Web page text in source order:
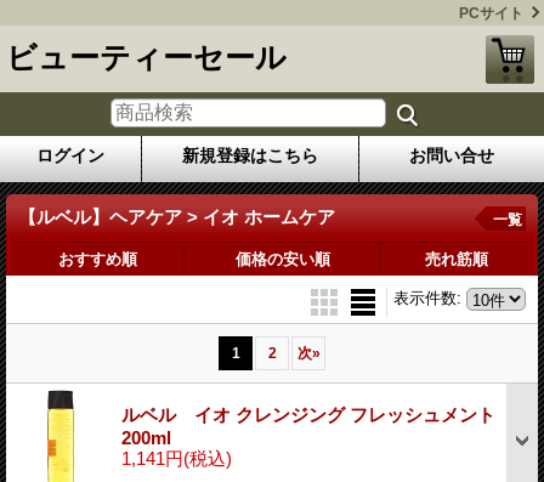
PCサイト
ビューティーセール
ログイン 新規登録はこちら お問い合せ
【ルベル】ヘアケア > イオ ホームケア 一覧
おすすめ順 価格の安い順 売れ筋順
表示件数:
1 2 次»
ルベル イオ クレンジング フレッシュメント
200ml
1,141円(税込)